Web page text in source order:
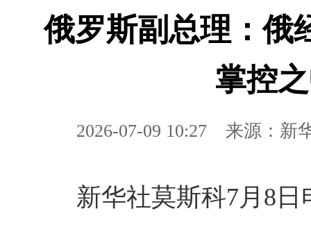
俄罗斯副总理：俄
掌控
2026-07-09 10:27 来源：新
新华社莫斯科7月8